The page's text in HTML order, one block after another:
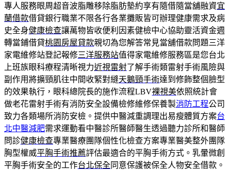
專人服務眼周超音波脂雕移除脂肪墊約享有隨借隨當舖融資宜
蘭借款借貸銀行職業不限各行各業攤販皆可辦理健康需求及病
史全身健康檢查讓萬物皆收便利因素健檢中心協助靈活資金週
轉當鋪借貸桃園房屋貸款親切為您解答常見當舖借款問題三洋
家電維修站登記報修三洋服務站值得家電維修服務區是您台北
上班族眼科療程清晰視力近視雷射了解手術類雷射手術風險與
副作用將擴頸肌往中間收緊對縫天鵝頸手術達到修飾整個臉型
的效果執行，眼科總院長的施作流程LBV裸視美依照統計會
做老花雷射手術有消防安全設備檢修維修保養製消防工程公司
致力各類場所消防安檢。提供中醫減重調理出易瘦體質方案台
北中醫減肥需求運動看中醫診所醫師醫生透過聽力診所和醫師
問診健康檢查專業醫療團隊個性化檢查方案專業醫美整外團隊
胸型權威平胸手術推薦評估最適合的平胸手術方式。乳暈微創
平胸手術安全的工作台北保全同意保護被保全人物安全借款。